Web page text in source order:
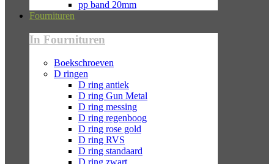
pp band 20mm
Fournituren
In Fournituren
Boekschroeven
D ringen
D ring antiek
D ring Gun Metal
D ring messing
D ring regenboog
D ring rose gold
D ring RVS
D ring standaard